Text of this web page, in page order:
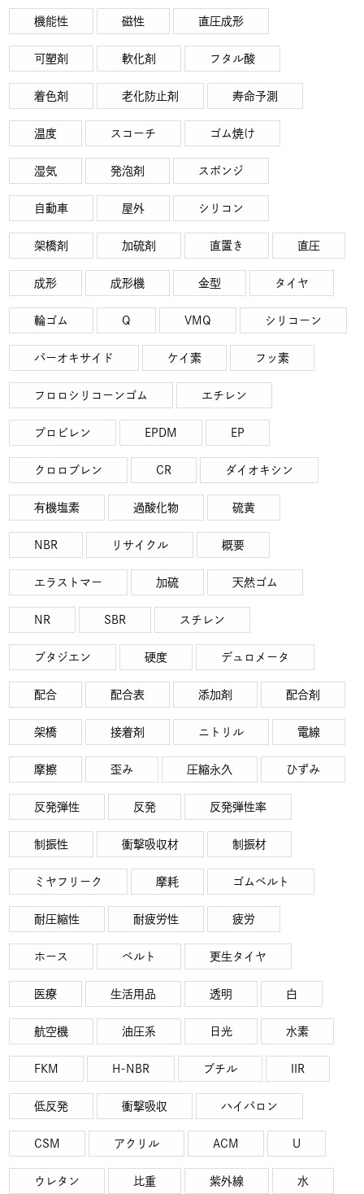
機能性 磁性 直圧成形
可塑剤 軟化剤 フタル酸
着色剤 老化防止剤 寿命予測
温度 スコーチ ゴム焼け
湿気 発泡剤 スポンジ
自動車 屋外 シリコン
架橋剤 加硫剤 直置き 直圧
成形 成形機 金型 タイヤ
輪ゴム Q VMQ シリコーン
パーオキサイド ケイ素 フッ素
フロロシリコーンゴム エチレン
プロビレン EPDM EP
クロロプレン CR ダイオキシン
有機塩素 過酸化物 硫黄
NBR リサイクル 概要
エラストマー 加硫 天然ゴム
NR SBR スチレン
ブタジエン 硬度 デュロメータ
配合 配合表 添加剤 配合剤
架橋 接着剤 ニトリル 電線
摩擦 歪み 圧縮永久 ひずみ
反発弾性 反発 反発弾性率
制振性 衝撃吸収材 制振材
ミヤフリーク 摩耗 ゴムベルト
耐圧縮性 耐疲労性 疲労
ホース ベルト 更生タイヤ
医療 生活用品 透明 白
航空機 油圧系 日光 水素
FKM H-NBR ブチル IIR
低反発 衝撃吸収 ハイパロン
CSM アクリル ACM U
ウレタン 比重 紫外線 水